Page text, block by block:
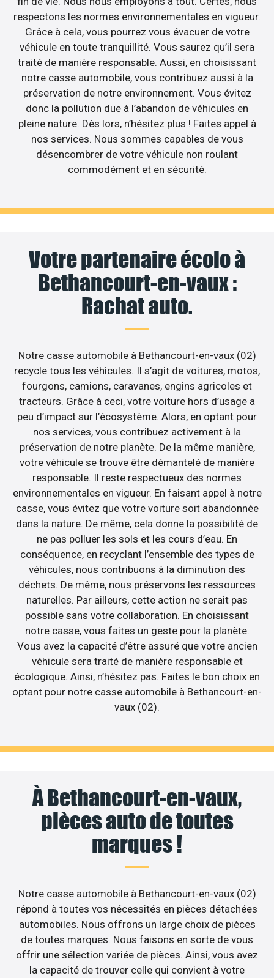
respectons les normes environnementales en vigueur.
Grâce à cela, vous pourrez vous évacuer de votre
véhicule en toute tranquillité. Vous saurez qu’il sera
traité de manière responsable. Aussi, en choisissant
notre casse automobile, vous contribuez aussi à la
préservation de notre environnement. Vous évitez
donc la pollution due à l’abandon de véhicules en
pleine nature. Dès lors, n’hésitez plus ! Faites appel à
nos services. Nous sommes capables de vous
désencombrer de votre véhicule non roulant
commodément et en sécurité.
Votre partenaire écolo à
Bethancourt-en-vaux :
Rachat auto.
Notre casse automobile à Bethancourt-en-vaux (02)
recycle tous les véhicules. Il s’agit de voitures, motos,
fourgons, camions, caravanes, engins agricoles et
tracteurs. Grâce à ceci, votre voiture hors d’usage a
peu d’impact sur l’écosystème. Alors, en optant pour
nos services, vous contribuez activement à la
préservation de notre planète. De la même manière,
votre véhicule se trouve être démantelé de manière
responsable. Il reste respectueux des normes
environnementales en vigueur. En faisant appel à notre
casse, vous évitez que votre voiture soit abandonnée
dans la nature. De même, cela donne la possibilité de
ne pas polluer les sols et les cours d’eau. En
conséquence, en recyclant l’ensemble des types de
véhicules, nous contribuons à la diminution des
déchets. De même, nous préservons les ressources
naturelles. Par ailleurs, cette action ne serait pas
possible sans votre collaboration. En choisissant
notre casse, vous faites un geste pour la planète.
Vous avez la capacité d’être assuré que votre ancien
véhicule sera traité de manière responsable et
écologique. Ainsi, n’hésitez pas. Faites le bon choix en
optant pour notre casse automobile à Bethancourt-en-
vaux (02).
À Bethancourt-en-vaux,
pièces auto de toutes
marques !
Notre casse automobile à Bethancourt-en-vaux (02)
répond à toutes vos nécessités en pièces détachées
automobiles. Nous offrons un large choix de pièces
de toutes marques. Nous faisons en sorte de vous
offrir une sélection variée de pièces. Ainsi, vous avez
la capacité de trouver celle qui convient à votre